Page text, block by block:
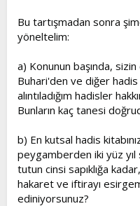
Bu tartışmadan sonra
yöneltelim:
a) Konunun başında,
Buhari'den ve diğer
alıntıladığım hadisler
Bunların kaç tanesi
b) En kutsal hadis
peygamberden iki yüz yıl
tutun cinsi sapıklığa
hakaret ve iftirayı
ediniyorsunuz?